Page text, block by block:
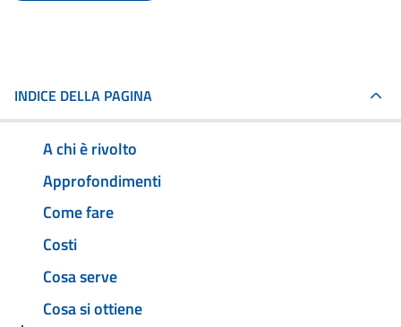
INDICE DELLA PAGINA
A chi è rivolto
Approfondimenti
Come fare
Costi
Cosa serve
Cosa si ottiene